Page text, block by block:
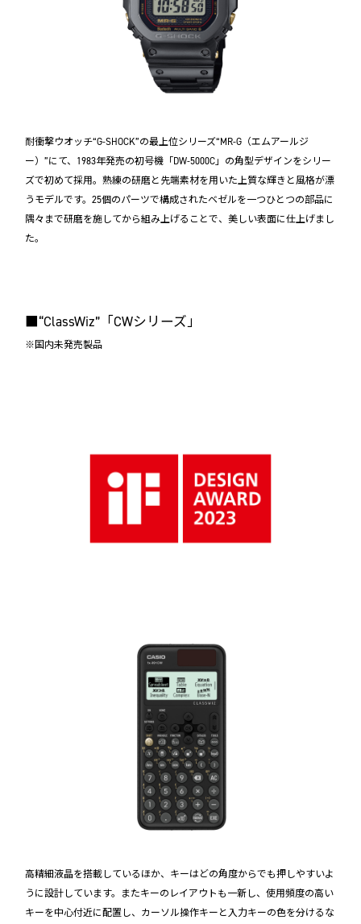
耐衝撃ウオッチ“G-SHOCK”の最上位シリーズ“MR-G（エムアールジ
ー）”にて、1983年発売の初号機「DW-5000C」の角型デザインをシリー
ズで初めて採用。熟練の研磨と先端素材を用いた上質な輝きと風格が漂
うモデルです。25個のパーツで構成されたベゼルを一つひとつの部品に
隅々まで研磨を施してから組み上げることで、美しい表面に仕上げまし
た。
■“ClassWiz”「CWシリーズ」
※国内未発売製品
高精細液晶を搭載しているほか、キーはどの角度からでも押しやすいよ
うに設計しています。またキーのレイアウトも一新し、使用頻度の高い
キーを中心付近に配置し、カーソル操作キーと入力キーの色を分けるな